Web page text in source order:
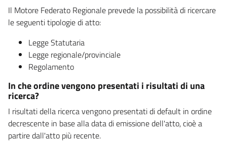
Il Motore Federato Regionale prevede la possibilità di ricercare
le seguenti tipologie di atto:
Legge Statutaria
Legge regionale/provinciale
Regolamento
In che ordine vengono presentati i risultati di una
ricerca?
I risultati della ricerca vengono presentati di default in ordine
decrescente in base alla data di emissione dell'atto, cioè a
partire dall'atto più recente.